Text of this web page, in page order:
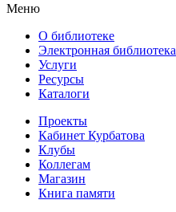
Меню
О библиотеке
Электронная библиотека
Услуги
Ресурсы
Каталоги
Проекты
Кабинет Курбатова
Клубы
Коллегам
Магазин
Книга памяти